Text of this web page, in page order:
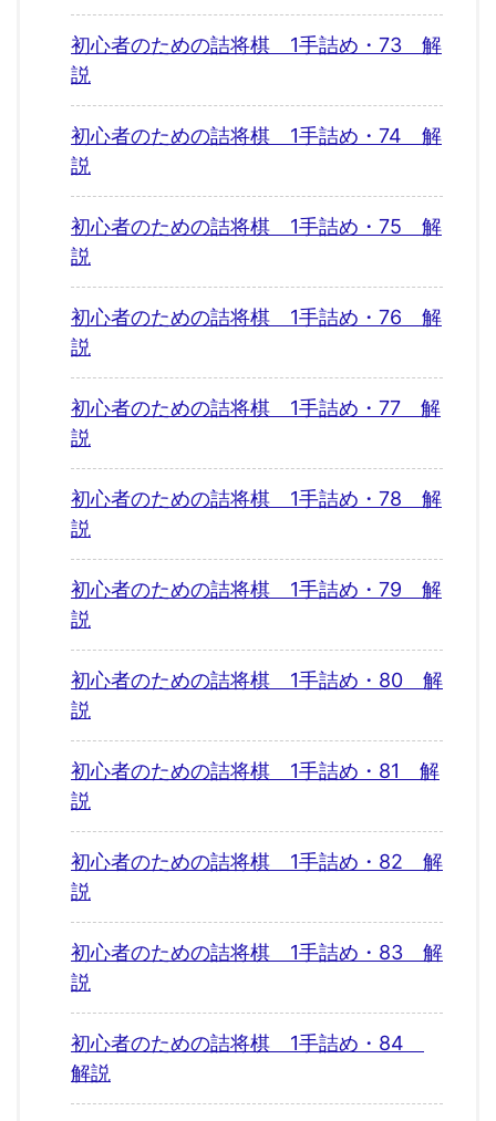
初心者のための詰将棋 1手詰め・73 解
説
初心者のための詰将棋 1手詰め・74 解
説
初心者のための詰将棋 1手詰め・75 解
説
初心者のための詰将棋 1手詰め・76 解
説
初心者のための詰将棋 1手詰め・77 解
説
初心者のための詰将棋 1手詰め・78 解
説
初心者のための詰将棋 1手詰め・79 解
説
初心者のための詰将棋 1手詰め・80 解
説
初心者のための詰将棋 1手詰め・81 解
説
初心者のための詰将棋 1手詰め・82 解
説
初心者のための詰将棋 1手詰め・83 解
説
初心者のための詰将棋 1手詰め・84
解説